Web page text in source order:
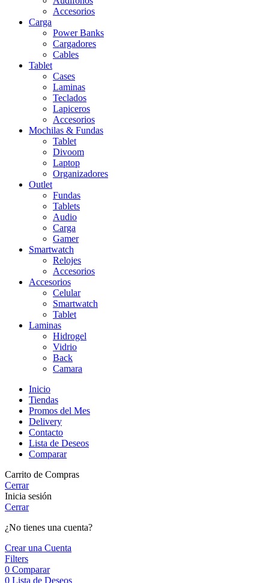
Accesorios
Carga
Power Banks
Cargadores
Cables
Tablet
Cases
Laminas
Teclados
Lapiceros
Accesorios
Mochilas & Fundas
Tablet
Divoom
Laptop
Organizadores
Outlet
Fundas
Tablets
Audio
Carga
Gamer
Smartwatch
Relojes
Accesorios
Accesorios
Celular
Smartwatch
Tablet
Laminas
Hidrogel
Vidrio
Back
Camara
Inicio
Tiendas
Promos del Mes
Delivery
Contacto
Lista de Deseos
Comparar
Carrito de Compras
Cerrar
Inicia sesión
Cerrar
¿No tienes una cuenta?
Crear una Cuenta
Filters
0 Comparar
0 Lista de Deseos